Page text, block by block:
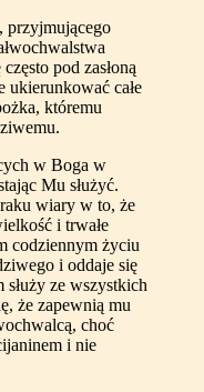
przyjmującego
pod zasłoną
całe
któremu
w Boga w
Mu służyć.
wiary w to, że
i trwałe
codziennym życiu
i oddaje się
ze wszystkich
że zapewnią mu
choć
i nie